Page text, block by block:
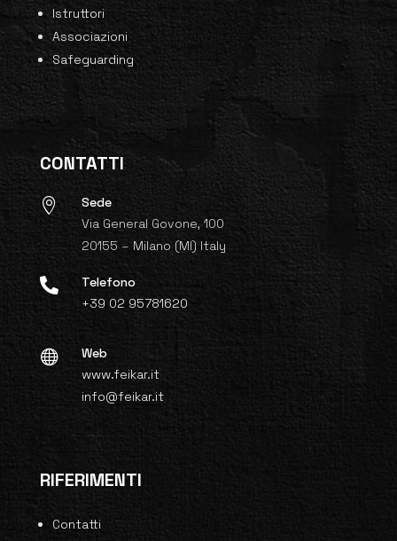
Istruttori
Associazioni
Safeguarding
CONTATTI

Sede
Via General Govone, 100
20155 – Milano (MI) Italy

Telefono
+39 02 95781620

Web
www.feikar.it
info@feikar.it
RIFERIMENTI
Contatti